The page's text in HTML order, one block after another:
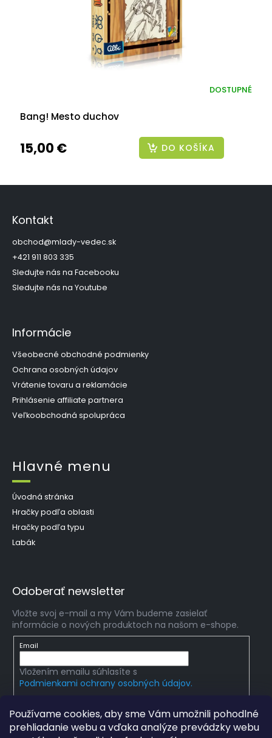
Používame cookies, aby sme Vám umožnili pohodlné
prehliadanie webu a vďaka analýze prevádzky webu
Bang! Mesto duchov
DOSTUPNÉ
15,00 € DO KOŠÍKA
Kontakt
obchod@mlady-vedec.sk
+421 911 803 335
Sledujte nás na Facebooku
Sledujte nás na Youtube
Informácie
Všeobecné obchodné podmienky
Ochrana osobných údajov
Vrátenie tovaru a reklamácie
Prihlásenie affiliate partnera
Veľkoobchodná spolupráca
Hlavné menu
Úvodná stránka
Hračky podľa oblasti
Hračky podľa typu
Labák
Odoberať newsletter
Vložte svoj e-mail a my Vám budeme zasielať
informácie o nových produktoch na našom e-shope.
Email
Vložením emailu súhlasíte s
Podmienkami ochrany osobných údajov.